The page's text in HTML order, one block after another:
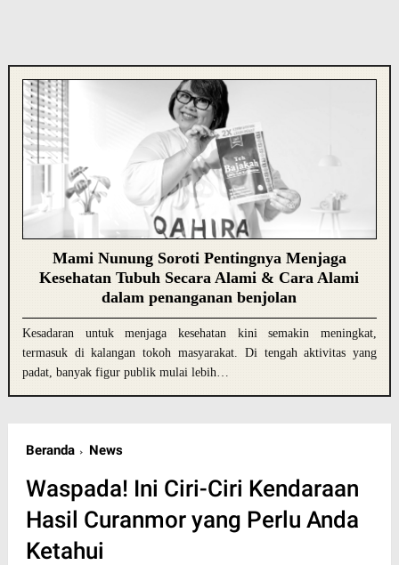
Mami Nunung Soroti Pentingnya Menjaga
Kesehatan Tubuh Secara Alami & Cara Alami
dalam penanganan benjolan
Kesadaran untuk menjaga kesehatan kini semakin meningkat,
termasuk di kalangan tokoh masyarakat. Di tengah aktivitas yang
padat, banyak figur publik mulai lebih…
Beranda News
Waspada! Ini Ciri-Ciri Kendaraan
Hasil Curanmor yang Perlu Anda
Ketahui